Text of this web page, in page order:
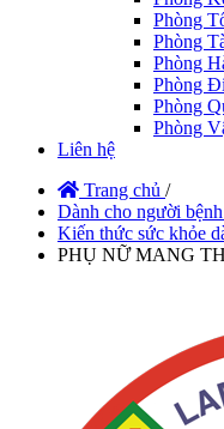
Phòng
Phòng
Phòng
Phòng
Phòng
Phòng
Liên hệ
Trang chủ /
Dành cho người bệnh
Kiến thức sức khỏe
PHỤ NỮ MANG